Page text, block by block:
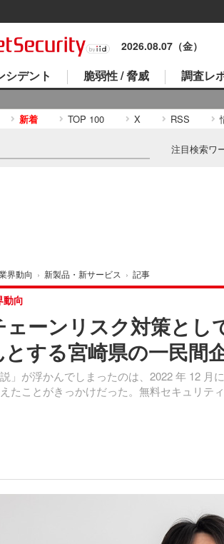
2026.08.07（金）
シデント 脆弱性 / 脅威 調査レ
新着 TOP 100 X RSS
注目検索ワ
界動向 › 新製品・新サービス › 記事
ーンリスク対策とし
する宮崎県の一民間
」が浮かんでしまったのは、2022 年 12
たことがきっかけだった。無料セキュリテ
動向